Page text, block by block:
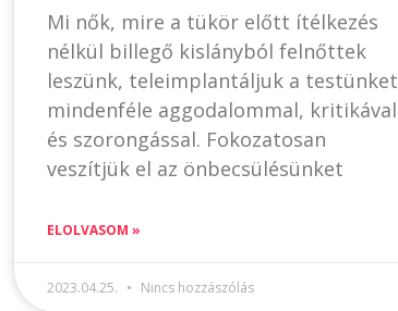
Mi nők, mire a tükör előtt ítélkezés
nélkül billegő kislányból felnőttek
leszünk, teleimplantáljuk a testünket
mindenféle aggodalommal, kritikával
és szorongással. Fokozatosan
veszítjük el az önbecsülésünket
ELOLVASOM »
2023.04.25. Nincs hozzászólás